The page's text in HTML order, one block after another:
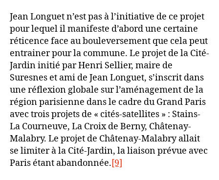
Jean Longuet n’est pas à l’initiative de ce projet
pour lequel il manifeste d’abord une certaine
réticence face au bouleversement que cela peut
entrainer pour la commune. Le projet de la Cité-
Jardin initié par Henri Sellier, maire de
Suresnes et ami de Jean Longuet, s’inscrit dans
une réflexion globale sur l’aménagement de la
région parisienne dans le cadre du Grand Paris
avec trois projets de « cités-satellites » : Stains-
La Courneuve, La Croix de Berny, Châtenay-
Malabry. Le projet de Châtenay-Malabry allait
se limiter à la Cité-Jardin, la liaison prévue avec
Paris étant abandonnée.[9]